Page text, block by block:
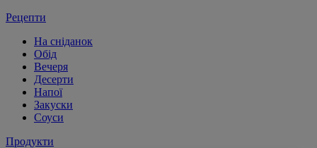
Рецепти
На сніданок
Обід
Вечеря
Десерти
Напої
Закуски
Соуси
Продукти